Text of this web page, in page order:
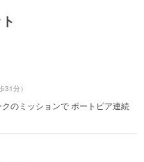
31分）
のミッションで ポートピア連続